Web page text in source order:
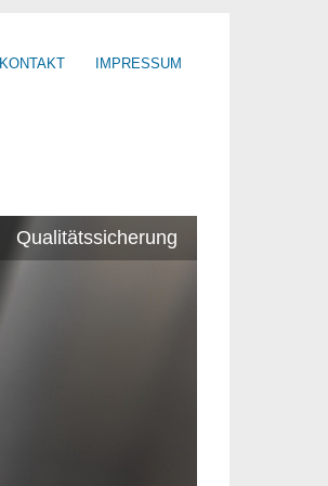
KONTAKT IMPRESSUM
Qualitätssicherung